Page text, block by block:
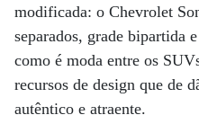
modificada: o Chevrolet
separados, grade bipartida
como é moda entre os
recursos de design que de
autêntico e atraente.